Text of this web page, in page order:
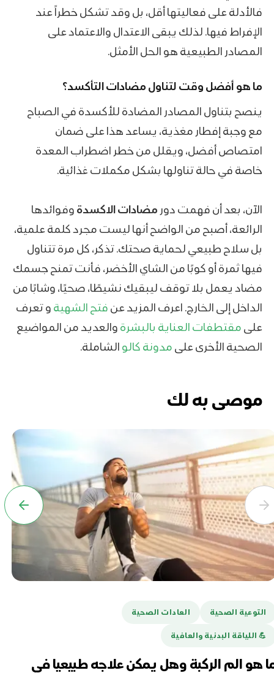
فالأدلة على فعاليتها أقل، بل وقد تشكل خطراً عند
الإفراط فيها. لذلك يبقى الاعتدال والاعتماد على
المصادر الطبيعية هو الحل الأمثل.
ما هو أفضل وقت لتناول مضادات التأكسد؟
ينصح بتناول المصادر المضادة للأكسدة في الصباح
مع وجبة إفطار مغذية، يساعد هذا على ضمان
امتصاص أفضل، ويقلل من خطر اضطراب المعدة
خاصة في حالة تناولها بشكل مكملات غذائية.
الآن، بعد أن فهمت دور مضادات الاكسدة وفوائدها
الرائعة، أصبح من الواضح أنها ليست مجرد كلمة علمية،
بل سلاح طبيعي لحماية صحتك. تذكر، كل مرة تتناول
فيها ثمرة أو كوبًا من الشاي الأخضر، فأنت تمنح جسمك
مضاد يعمل بلا توقف ليبقيك نشيطًا، صحيًا، وشابًا من
الداخل إلى الخارج. اعرف المزيد عن فتح الشهية و تعرف
على مقتطفات العناية بالبشرة والعديد من المواضيع
الصحية الأخرى على مدونة كالو الشاملة.
موصى به لك
التوعية الصحية العادات الصحية
💪️ اللياقة البدنية والعافية
هو الم الركبة وهل يمكن علاجه طبيعيا في